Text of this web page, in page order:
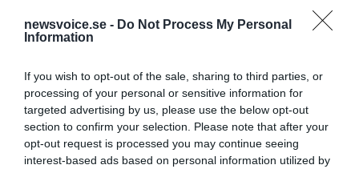
newsvoice.se - Do Not Process My Personal
Information
If you wish to opt-out of the sale, sharing to third parties, or
processing of your personal or sensitive information for
targeted advertising by us, please use the below opt-out
section to confirm your selection. Please note that after your
opt-out request is processed you may continue seeing
interest-based ads based on personal information utilized by
Feberns viktiga roll för ett
välfungerande immunsystem
ANNONSER